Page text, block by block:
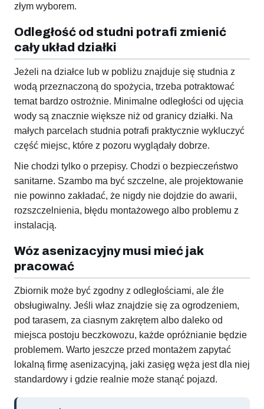
złym wyborem.
Odległość od studni potrafi zmienić
cały układ działki
Jeżeli na działce lub w pobliżu znajduje się studnia z
wodą przeznaczoną do spożycia, trzeba potraktować
temat bardzo ostrożnie. Minimalne odległości od ujęcia
wody są znacznie większe niż od granicy działki. Na
małych parcelach studnia potrafi praktycznie wykluczyć
część miejsc, które z pozoru wyglądały dobrze.
Nie chodzi tylko o przepisy. Chodzi o bezpieczeństwo
sanitarne. Szambo ma być szczelne, ale projektowanie
nie powinno zakładać, że nigdy nie dojdzie do awarii,
rozszczelnienia, błędu montażowego albo problemu z
instalacją.
Wóz asenizacyjny musi mieć jak
pracować
Zbiornik może być zgodny z odległościami, ale źle
obsługiwalny. Jeśli właz znajdzie się za ogrodzeniem,
pod tarasem, za ciasnym zakrętem albo daleko od
miejsca postoju beczkowozu, każde opróżnianie będzie
problemem. Warto jeszcze przed montażem zapytać
lokalną firmę asenizacyjną, jaki zasięg węża jest dla niej
standardowy i gdzie realnie może stanąć pojazd.